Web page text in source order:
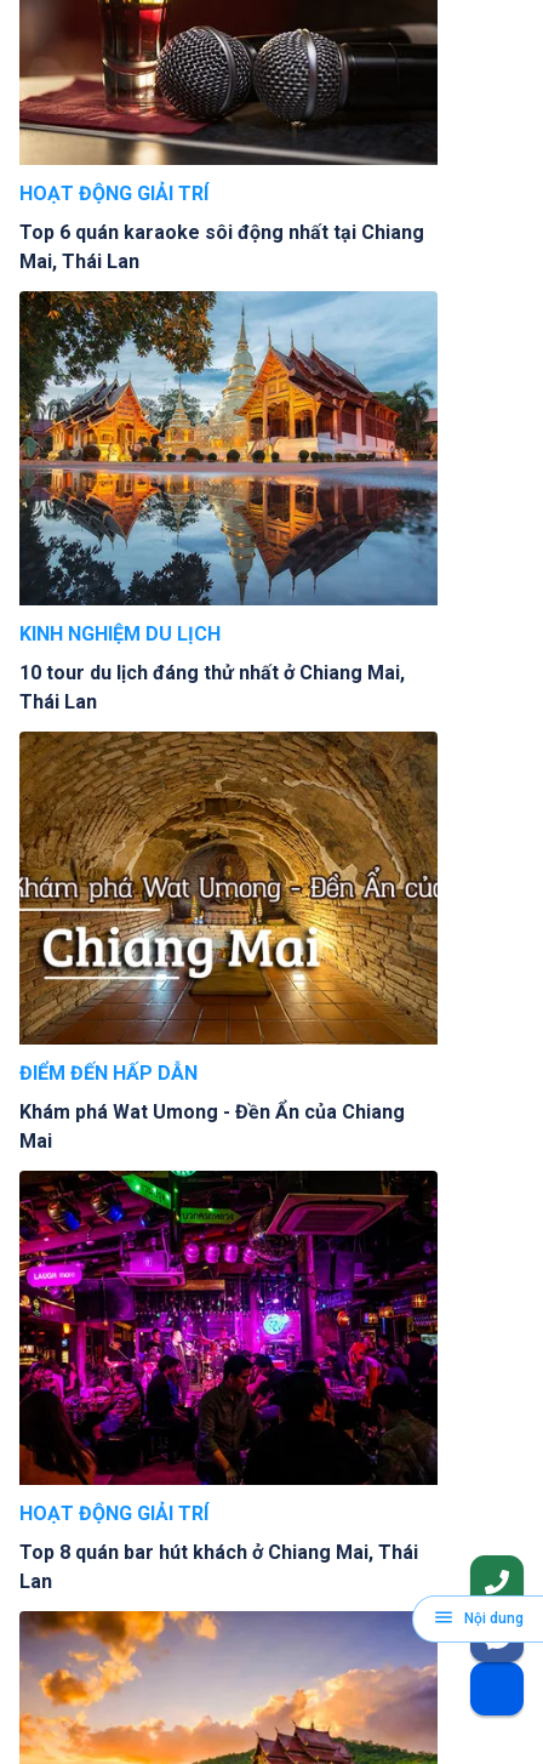
Nội dung
HOẠT ĐỘNG GIẢI TRÍ
Top 6 quán karaoke sôi động nhất tại Chiang
Mai, Thái Lan
KINH NGHIỆM DU LỊCH
10 tour du lịch đáng thử nhất ở Chiang Mai,
Thái Lan
ĐIỂM ĐẾN HẤP DẪN
Khám phá Wat Umong - Đền Ẩn của Chiang
Mai
HOẠT ĐỘNG GIẢI TRÍ
Top 8 quán bar hút khách ở Chiang Mai, Thái
Lan